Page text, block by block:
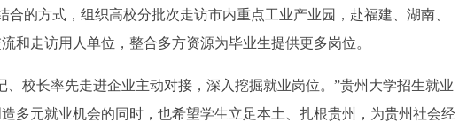
合的方式，组织高校分批次走访市内重点工业产业园，赴福建、湖南、
和走访用人单位，整合多方资源为毕业生提供更多岗位。
校长率先走进企业主动对接，深入挖掘就业岗位。”贵州大学招生就业
多元就业机会的同时，也希望学生立足本土、扎根贵州，为贵州社会经